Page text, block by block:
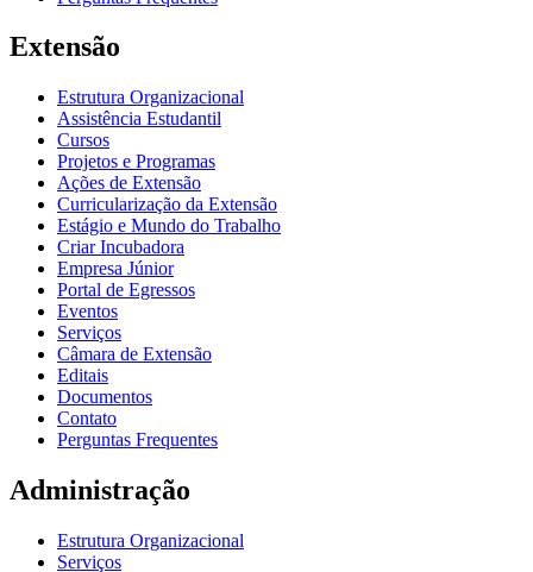
Extensão
Estrutura Organizacional
Assistência Estudantil
Cursos
Projetos e Programas
Ações de Extensão
Curricularização da Extensão
Estágio e Mundo do Trabalho
Criar Incubadora
Empresa Júnior
Portal de Egressos
Eventos
Serviços
Câmara de Extensão
Editais
Documentos
Contato
Perguntas Frequentes
Administração
Estrutura Organizacional
Serviços